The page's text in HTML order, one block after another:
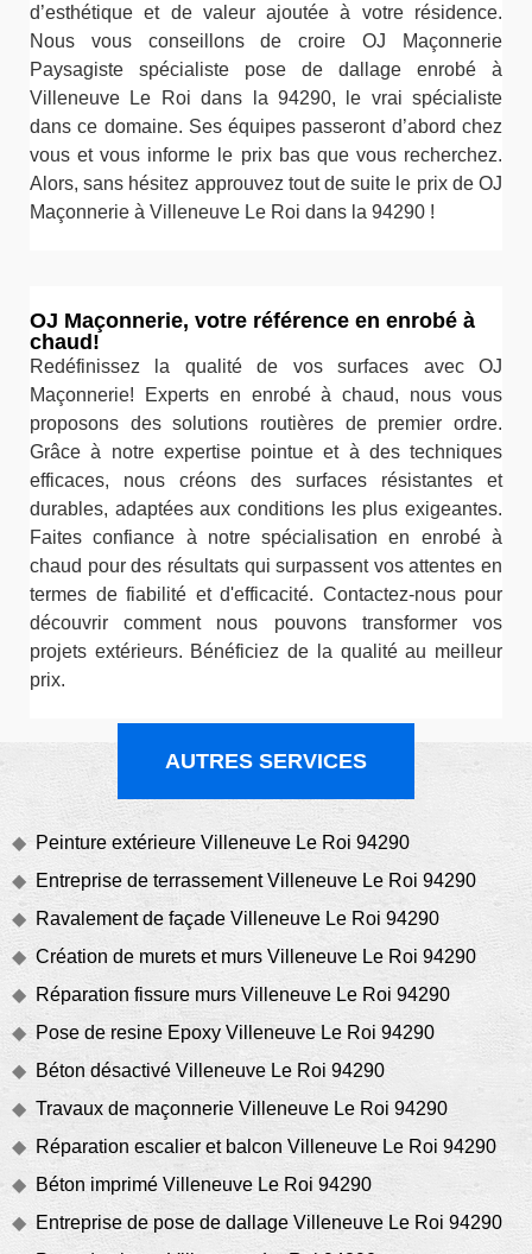
d’esthétique et de valeur ajoutée à votre résidence.
Nous vous conseillons de croire OJ Maçonnerie
Paysagiste spécialiste pose de dallage enrobé à
Villeneuve Le Roi dans la 94290, le vrai spécialiste
dans ce domaine. Ses équipes passeront d’abord chez
vous et vous informe le prix bas que vous recherchez.
Alors, sans hésitez approuvez tout de suite le prix de OJ
Maçonnerie à Villeneuve Le Roi dans la 94290 !
OJ Maçonnerie, votre référence en enrobé à
chaud!
Redéfinissez la qualité de vos surfaces avec OJ
Maçonnerie! Experts en enrobé à chaud, nous vous
proposons des solutions routières de premier ordre.
Grâce à notre expertise pointue et à des techniques
efficaces, nous créons des surfaces résistantes et
durables, adaptées aux conditions les plus exigeantes.
Faites confiance à notre spécialisation en enrobé à
chaud pour des résultats qui surpassent vos attentes en
termes de fiabilité et d'efficacité. Contactez-nous pour
découvrir comment nous pouvons transformer vos
projets extérieurs. Bénéficiez de la qualité au meilleur
prix.
AUTRES SERVICES
Peinture extérieure Villeneuve Le Roi 94290
Entreprise de terrassement Villeneuve Le Roi 94290
Ravalement de façade Villeneuve Le Roi 94290
Création de murets et murs Villeneuve Le Roi 94290
Réparation fissure murs Villeneuve Le Roi 94290
Pose de resine Epoxy Villeneuve Le Roi 94290
Béton désactivé Villeneuve Le Roi 94290
Travaux de maçonnerie Villeneuve Le Roi 94290
Réparation escalier et balcon Villeneuve Le Roi 94290
Béton imprimé Villeneuve Le Roi 94290
Entreprise de pose de dallage Villeneuve Le Roi 94290